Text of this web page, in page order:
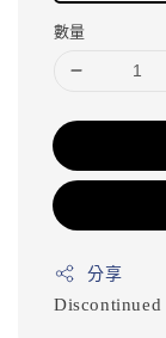
數量
分享
Discontinued